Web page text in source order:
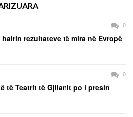
0
rezultateve të mira në Evropë
0
të Teatrit të Gjilanit po i presin